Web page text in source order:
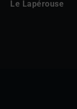
Le Lapérouse